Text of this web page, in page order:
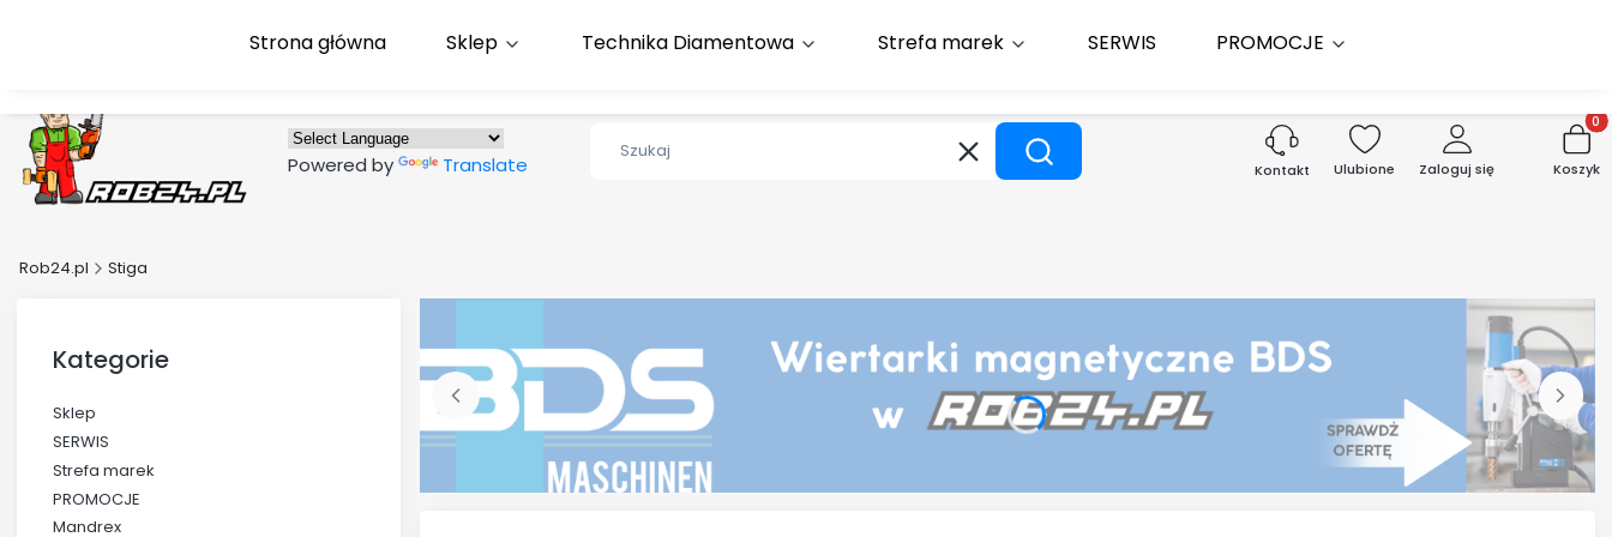
Powered by Translate WyczyśćSzukaj Kontakt Ulubione Zaloguj się Koszyk
Strona główna Sklep Technika Diamentowa Strefa marek SERWIS PROMOCJE
Rob24.pl Stiga
Kategorie
Sklep
SERWIS
Strefa marek
PROMOCJE
Mandrex